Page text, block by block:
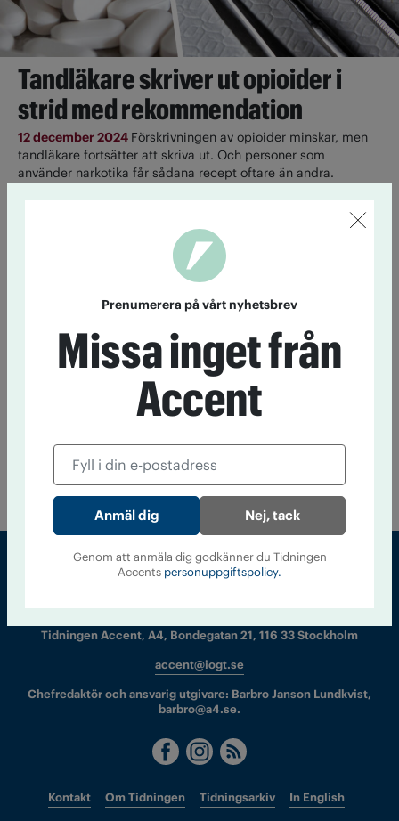
Tandläkare skriver ut opioider i
strid med rekommendation
12 december 2024 Förskrivningen av opioider minskar, men
tandläkare fortsätter att skriva ut. Och personer som
använder narkotika får sådana recept oftare än andra.
Ökad suicidrisk för kvinnor som
vårdats för narkotikaberoende
För den som fått vård för sitt
den för den som vårdats för narkotikaberoende. Och mest
ökar den för kvinnor.
Sämre tandvård för riskbrukare:
"Vården behöver anpassas"
alkohol eller narkotika besöker sällan tandläkaren.
Socialstyrelsens utredare anser att tandvården behöver ta
större ansvar att anpassa vården.
Tidningen Accent, A4, Bondegatan 21, 116 33 Stockholm
accent@iogt.se
Chefredaktör och ansvarig utgivare: Barbro Janson Lundkvist,
barbro@a4.se.
Kontakt Om Tidningen Tidningsarkiv In English
Prenumerera på vårt nyhetsbrev
Missa inget från
Accent
Nej, tack
Genom att anmäla dig godkänner du Tidningen
Accents personuppgiftspolicy.